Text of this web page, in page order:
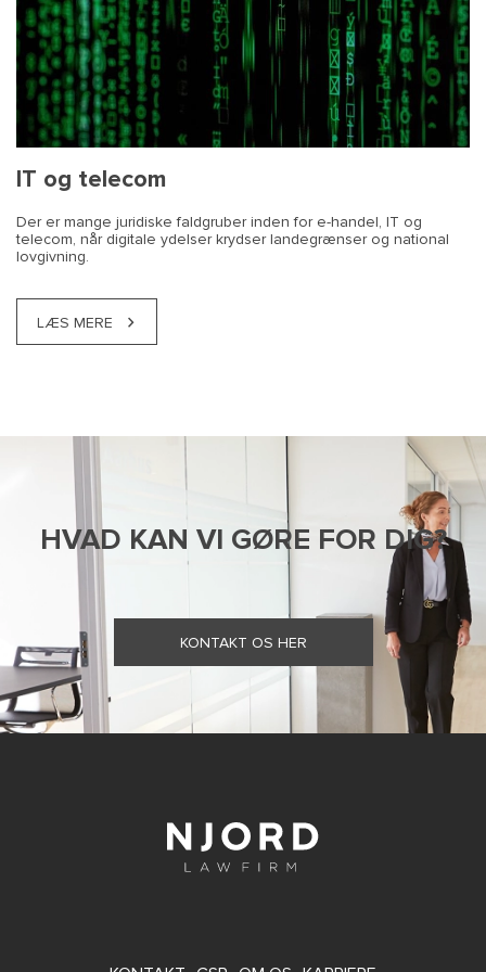
IT og telecom
Der er mange juridiske faldgruber inden for e-handel, IT og
telecom, når digitale ydelser krydser landegrænser og national
lovgivning.
LÆS MERE
HVAD KAN VI GØRE FOR DIG?
KONTAKT OS HER